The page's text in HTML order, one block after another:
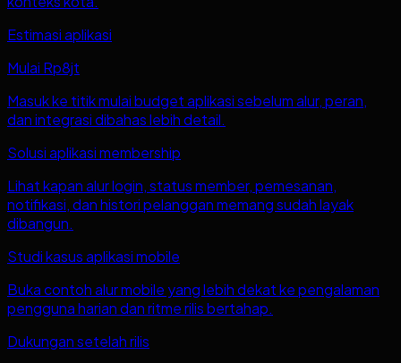
Estimasi aplikasi
Mulai Rp8jt
Masuk ke titik mulai budget aplikasi sebelum alur, peran,
dan integrasi dibahas lebih detail.
Solusi aplikasi membership
Lihat kapan alur login, status member, pemesanan,
notifikasi, dan histori pelanggan memang sudah layak
dibangun.
Studi kasus aplikasi mobile
Buka contoh alur mobile yang lebih dekat ke pengalaman
pengguna harian dan ritme rilis bertahap.
Dukungan setelah rilis